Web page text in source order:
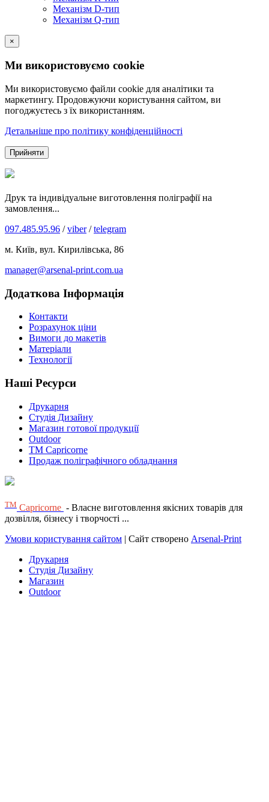
Механізм D-тип
Механізм Q-тип
×
Ми використовуємо cookie
Ми використовуємо файли cookie для аналітики та
маркетингу. Продовжуючи користування сайтом, ви
погоджуєтесь з їх використанням.
Детальніше про політику конфіденційності
Прийняти
Друк та індивідуальне виготовлення поліграфії на
замовлення...
097.485.95.96 /viber/telegram
м. Київ, вул. Кирилівська, 86
manager@arsenal-print.com.ua
Додаткова Інформація
Контакти
Розрахунок ціни
Вимоги до макетів
Матеріали
Технології
Наші Ресурси
Друкарня
Студія Дизайну
Магазин готової продукції
Outdoor
TM Capricorne
Продаж поліграфічного обладнання
ТМ Capricorne - Власне виготовлення якісних товарів для
дозвілля, бізнесу і творчості ...
Умови користування сайтом | Сайт створено Arsenal-Print
Друкарня
Студія Дизайну
Магазин
Outdoor